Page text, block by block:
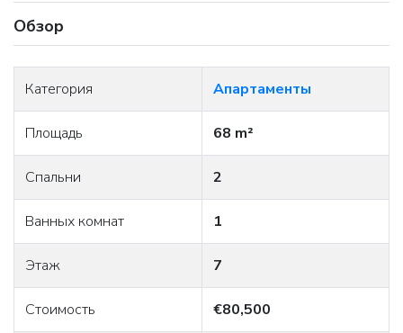
Обзор
Категория Апартаменты
Площадь 68 m²
Спальни 2
Ванных комнат 1
Этаж 7
Стоимость €80,500